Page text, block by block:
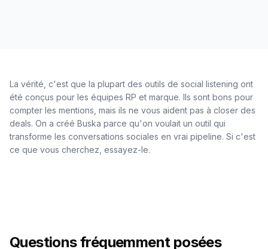
La vérité, c'est que la plupart des outils de social listening ont
été conçus pour les équipes RP et marque. Ils sont bons pour
compter les mentions, mais ils ne vous aident pas à closer des
deals. On a créé Buska parce qu'on voulait un outil qui
transforme les conversations sociales en vrai pipeline. Si c'est
ce que vous cherchez, essayez-le.
Questions fréquemment posées